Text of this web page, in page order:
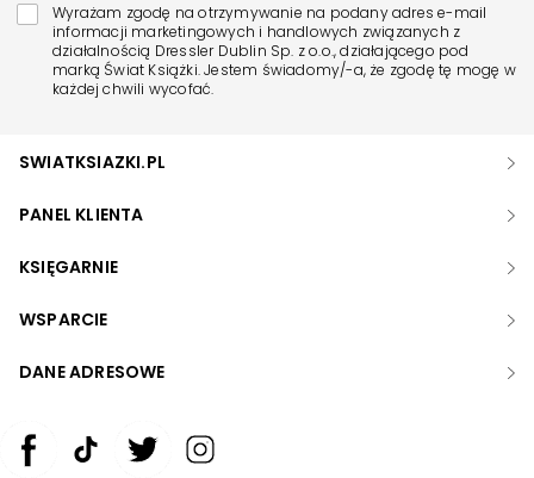
Wyrażam zgodę na otrzymywanie na podany adres e-mail
informacji marketingowych i handlowych związanych z
działalnością Dressler Dublin Sp. z o.o., działającego pod
marką Świat Książki. Jestem świadomy/-a, że zgodę tę mogę w
każdej chwili wycofać.
SWIATKSIAZKI.PL
PANEL KLIENTA
KSIĘGARNIE
WSPARCIE
DANE ADRESOWE
Zwiększ rozmiar czcionki